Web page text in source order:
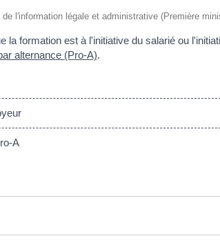
l'information légale et administrative (Première
la formation est à l'initiative du salarié ou
alternance (Pro-A).
A